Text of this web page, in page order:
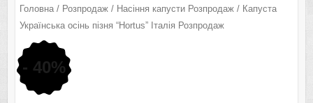
Головна/ Розпродаж/ Насіння капусти Розпродаж/ Капуста
Українська осінь пізня “Hortus” Італія Розпродаж
- 40%